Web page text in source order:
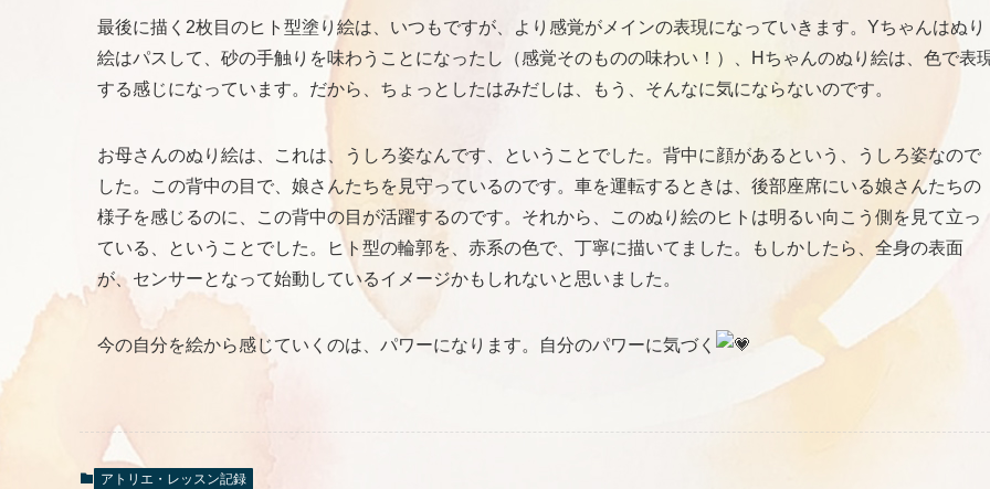
最後に描く2枚目のヒト型塗り絵は、いつもですが、より感覚がメインの表現になっていきます。Yちゃんはぬり
絵はパスして、砂の手触りを味わうことになったし（感覚そのものの味わい！）、Hちゃんのぬり絵は、色で表
する感じになっています。だから、ちょっとしたはみだしは、もう、そんなに気にならないのです。
お母さんのぬり絵は、これは、うしろ姿なんです、ということでした。背中に顔があるという、うしろ姿なので
した。この背中の目で、娘さんたちを見守っているのです。車を運転するときは、後部座席にいる娘さんたちの
様子を感じるのに、この背中の目が活躍するのです。それから、このぬり絵のヒトは明るい向こう側を見て立っ
ている、ということでした。ヒト型の輪郭を、赤系の色で、丁寧に描いてました。もしかしたら、全身の表面
が、センサーとなって始動しているイメージかもしれないと思いました。
今の自分を絵から感じていくのは、パワーになります。自分のパワーに気づく
アトリエ・レッスン記録